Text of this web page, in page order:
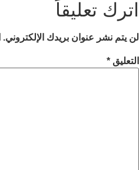
اترك تعليقاً
لن يتم نشر عنوان بريدك الإلكتروني.
التعليق *